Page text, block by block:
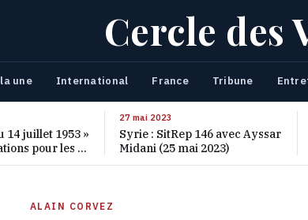
Cercle des
une International France Tribune
14 juillet 1953 »
pour les 70
oublié
27 mai 2023
Syrie : SitRep 146 avec Ayssar
Midani (25 mai 2023)
ALAIN CORVEZ